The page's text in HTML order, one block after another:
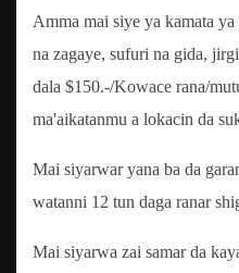
Amma mai siye ya kamata
na zagaye, sufuri na gida,
dala $150.-/Kowace rana/
ma'aikatanmu a lokacin da
Mai siyarwar yana ba da
watanni 12 tun daga ranar
Mai siyarwa zai samar da